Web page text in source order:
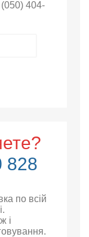
(050) 404-
828
по всій
і